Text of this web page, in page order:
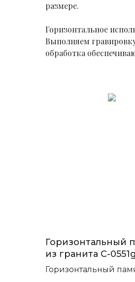
размере.
Горизонтальное
Выполняем
обработка
Горизонтальный
из гранита C-0551g
Горизонтальный